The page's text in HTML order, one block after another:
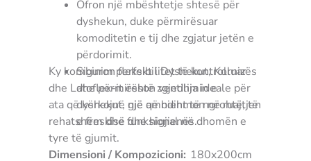
Ofron një mbështetje shtesë për
dyshekun, duke përmirësuar
komoditetin e tij dhe zgjatur jetën e
përdorimit.
Siguron fleksibilitet të kontrolluar
dhe përmirëson ventilimin e
dyshekut, gjë që ndihmon në ruajtjen
e freskisë dhe higjienës.
Ky kombinim perfekt i Dyshekut, Kornizës
dhe Latoflex-it është zgjedhja ideale për
ata që kërkojnë një ambient të ngrohtë, të
rehatshëm dhe funksional në dhomën e
tyre të gjumit.
Dimensioni / Kompozicioni: 180x200cm